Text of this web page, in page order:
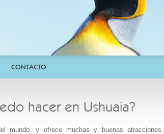
CONTACTO
hacer en Ushuaia?
mundo, y ofrece muchas y buenas atracciones,